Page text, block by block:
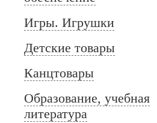
Игры. Игрушки
Детские товары
Канцтовары
Образование, учебная
литература